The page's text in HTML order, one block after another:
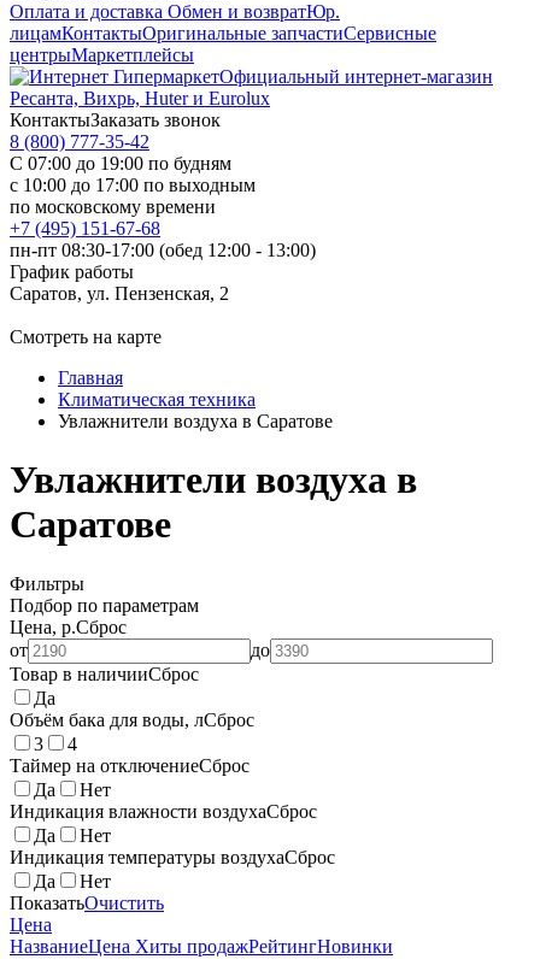
Оплата и доставка Обмен и возвратЮр.
лицамКонтактыОригинальные запчастиСервисные
центрыМаркетплейсы
Официальный интернет-магазин
Ресанта, Вихрь, Huter и Eurolux
КонтактыЗаказать звонок
8 (800) 777-35-42
С 07:00 до 19:00 по будням
с 10:00 до 17:00 по выходным
по московскому времени
+7 (495) 151-67-68
пн-пт 08:30-17:00 (обед 12:00 - 13:00)
График работы
Саратов, ул. Пензенская, 2
Смотреть на карте
Главная
Климатическая техника
Увлажнители воздуха в Саратове
Увлажнители воздуха в
Саратове
Фильтры
Подбор по параметрам
Цена, р.Сброс
от
до
Товар в наличииСброс
Да
Объём бака для воды, лСброс
3
4
Таймер на отключениеСброс
Да
Нет
Индикация влажности воздухаСброс
Да
Нет
Индикация температуры воздухаСброс
Да
Нет
ПоказатьОчистить
Цена
НазваниеЦена Хиты продажРейтингНовинки